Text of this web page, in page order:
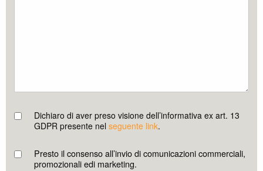
Dichiaro di aver preso visione dell’informativa ex art. 13
GDPR presente nel seguente link.
Presto il consenso all’invio di comunicazioni commerciali,
promozionali edi marketing.